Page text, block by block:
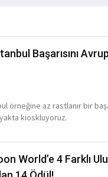
Başarısını
örneğine az rastlanır bir
kioskluyoruz.
World’e 4 Farklı